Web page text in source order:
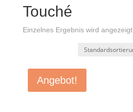
Touché
Einzelnes Ergebnis wird angezeigt
Angebot!